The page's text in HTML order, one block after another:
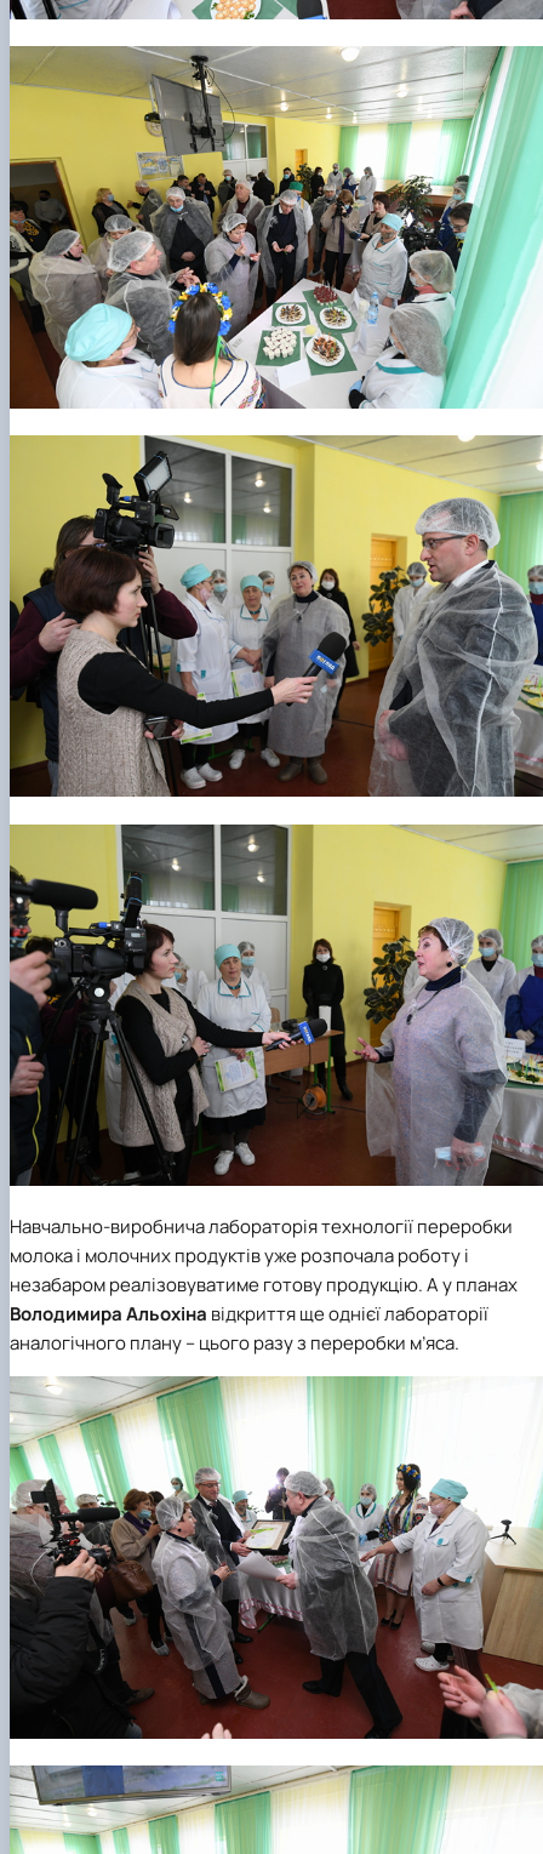
Навчально-виробнича лабораторія технології переробки
молока і молочних продуктів уже розпочала роботу і
незабаром реалізовуватиме готову продукцію. А у планах
Володимира Альохіна відкриття ще однієї лабораторії
аналогічного плану – цього разу з переробки м’яса.